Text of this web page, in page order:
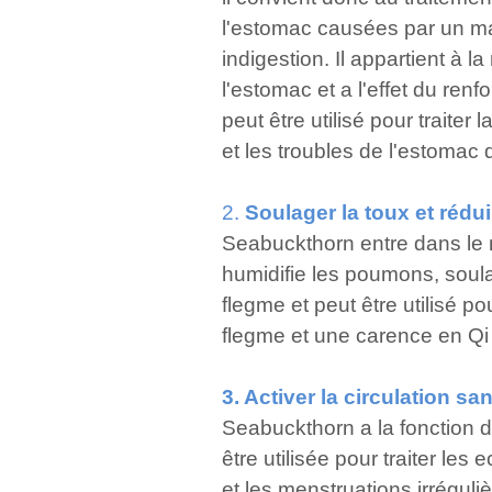
l'estomac causées par un
indigestion. Il appartient à
l'estomac et a l'effet du
peut être utilisé pour traiter
et les troubles de l'estomac
2. Soulager la toux et
Seabuckthorn entre dans le
humidifie les poumons,
flegme et peut être utilisé
flegme et une carence en
3. Activer la circulation
Seabuckthorn a la fonction
être utilisée pour traiter les